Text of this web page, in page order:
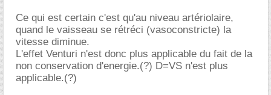
Ce qui est certain c'est qu'au niveau artériolaire,
quand le vaisseau se rétréci (vasoconstricte) la
vitesse diminue.
L'effet Venturi n'est donc plus applicable du fait de la
non conservation d'energie.(?) D=VS n'est plus
applicable.(?)